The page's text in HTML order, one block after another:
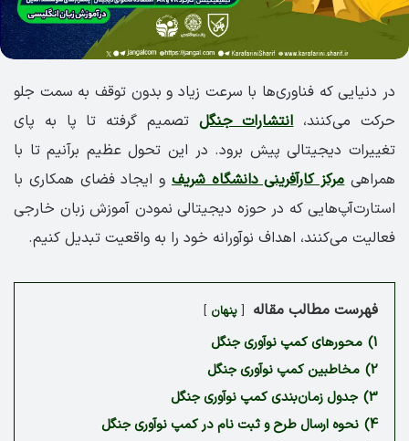
در دنیایی که فناوری‌ها با سرعت زیاد و بدون توقف به سمت جلو
حرکت می‌کنند،انتشارات جنگل تصمیم گرفته تا پا به پای
تغییرات دیجیتالی پیش برود. در این تحول عظیم برآنیم تا با
همراهیمرکز کارآفرینی دانشگاه شریفو ایجاد فضای همکاری با
استارت‌آپ‌هایی که در حوزه دیجیتالی نمودن آموزش زبان خارجی
فعالیت می‌کنند، اهداف نوآورانه خود را به واقعیت تبدیل کنیم.
فهرست مطالب مقاله پنهان
1) محورهای کمپ نوآوری جنگل
2) مخاطبین کمپ نوآوری جنگل
3) جدول زمان‌بندی کمپ نوآوری جنگل
4) نحوه ارسال طرح و ثبت نام در کمپ نوآوری جنگل